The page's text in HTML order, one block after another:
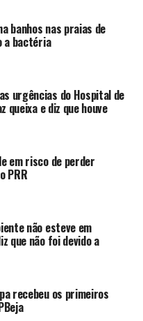
banhos nas praias de
a bactéria
urgências do Hospital de
queixa e diz que houve
em risco de perder
PRR
não esteve em
que não foi devido a
recebeu os primeiros